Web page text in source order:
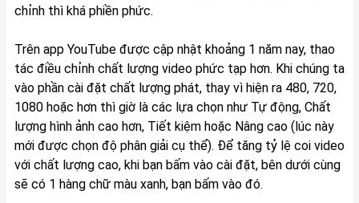
chỉnh thì khá phiền phức.
Trên app YouTube được cập nhật khoảng 1 năm nay, thao
tác điều chỉnh chất lượng video phức tạp hơn. Khi chúng ta
vào phần cài đặt chất lượng phát, thay vì hiện ra 480, 720,
1080 hoặc hơn thì giờ là các lựa chọn như Tự động, Chất
lượng hình ảnh cao hơn, Tiết kiệm hoặc Nâng cao (lúc này
mới được chọn độ phân giải cụ thể). Để tăng tỷ lệ coi video
với chất lượng cao, khi bạn bấm vào cài đặt, bên dưới cùng
sẽ có 1 hàng chữ màu xanh, bạn bấm vào đó.